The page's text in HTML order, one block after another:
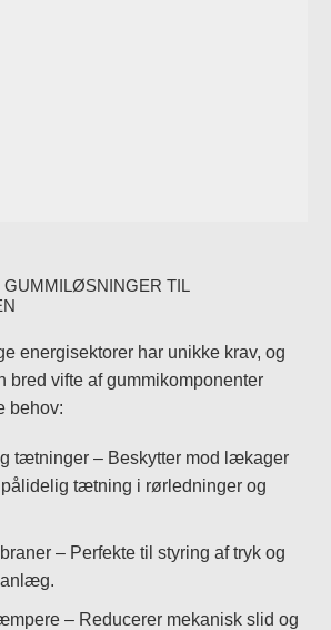
GUMMILØSNINGER TIL
energisektorer har unikke krav, og
bred vifte af gummikomponenter
behov:
tætninger – Beskytter mod lækager
tætning i rørledninger og
– Perfekte til styring af tryk og
– Reducerer mekanisk slid og